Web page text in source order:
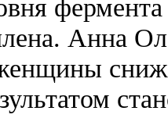
Анна